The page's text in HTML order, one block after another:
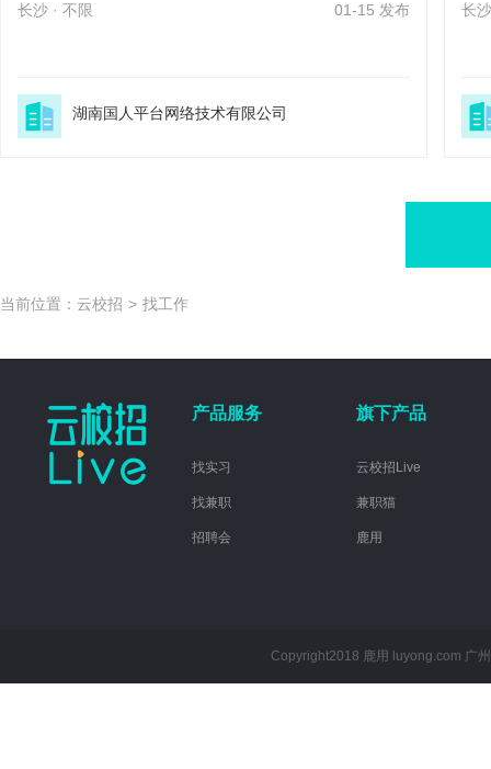
长沙 · 不限 01-15 发布
湖南国人平台网络技术有限公司
长
当前位置： 云校招 > 找工作
产品服务
找实习
找兼职
招聘会
旗下产品
云校招Live
兼职猫
鹿用
Copyright2018 鹿用 luyong.com 广